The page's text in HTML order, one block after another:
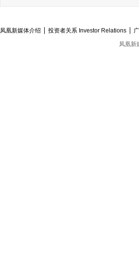
凤凰新媒体介绍 投资者关系 Investor Relations
凤凰新